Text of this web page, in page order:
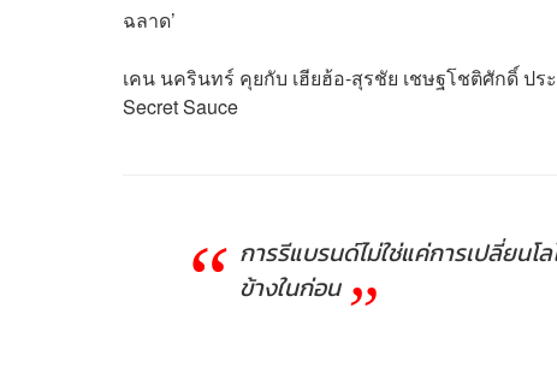
ฉลาด’
เคน นครินทร์ คุยกับ เฮียฮ้อ-สุรชัย เชษฐโชติศักดิ์ ป
Secret Sauce
การรีแบรนด์ไม่ใช่แค่การเปลี่ยน
ข้างในก่อน